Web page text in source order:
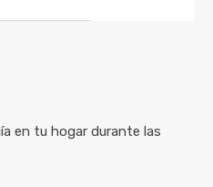
en tu hogar durante las